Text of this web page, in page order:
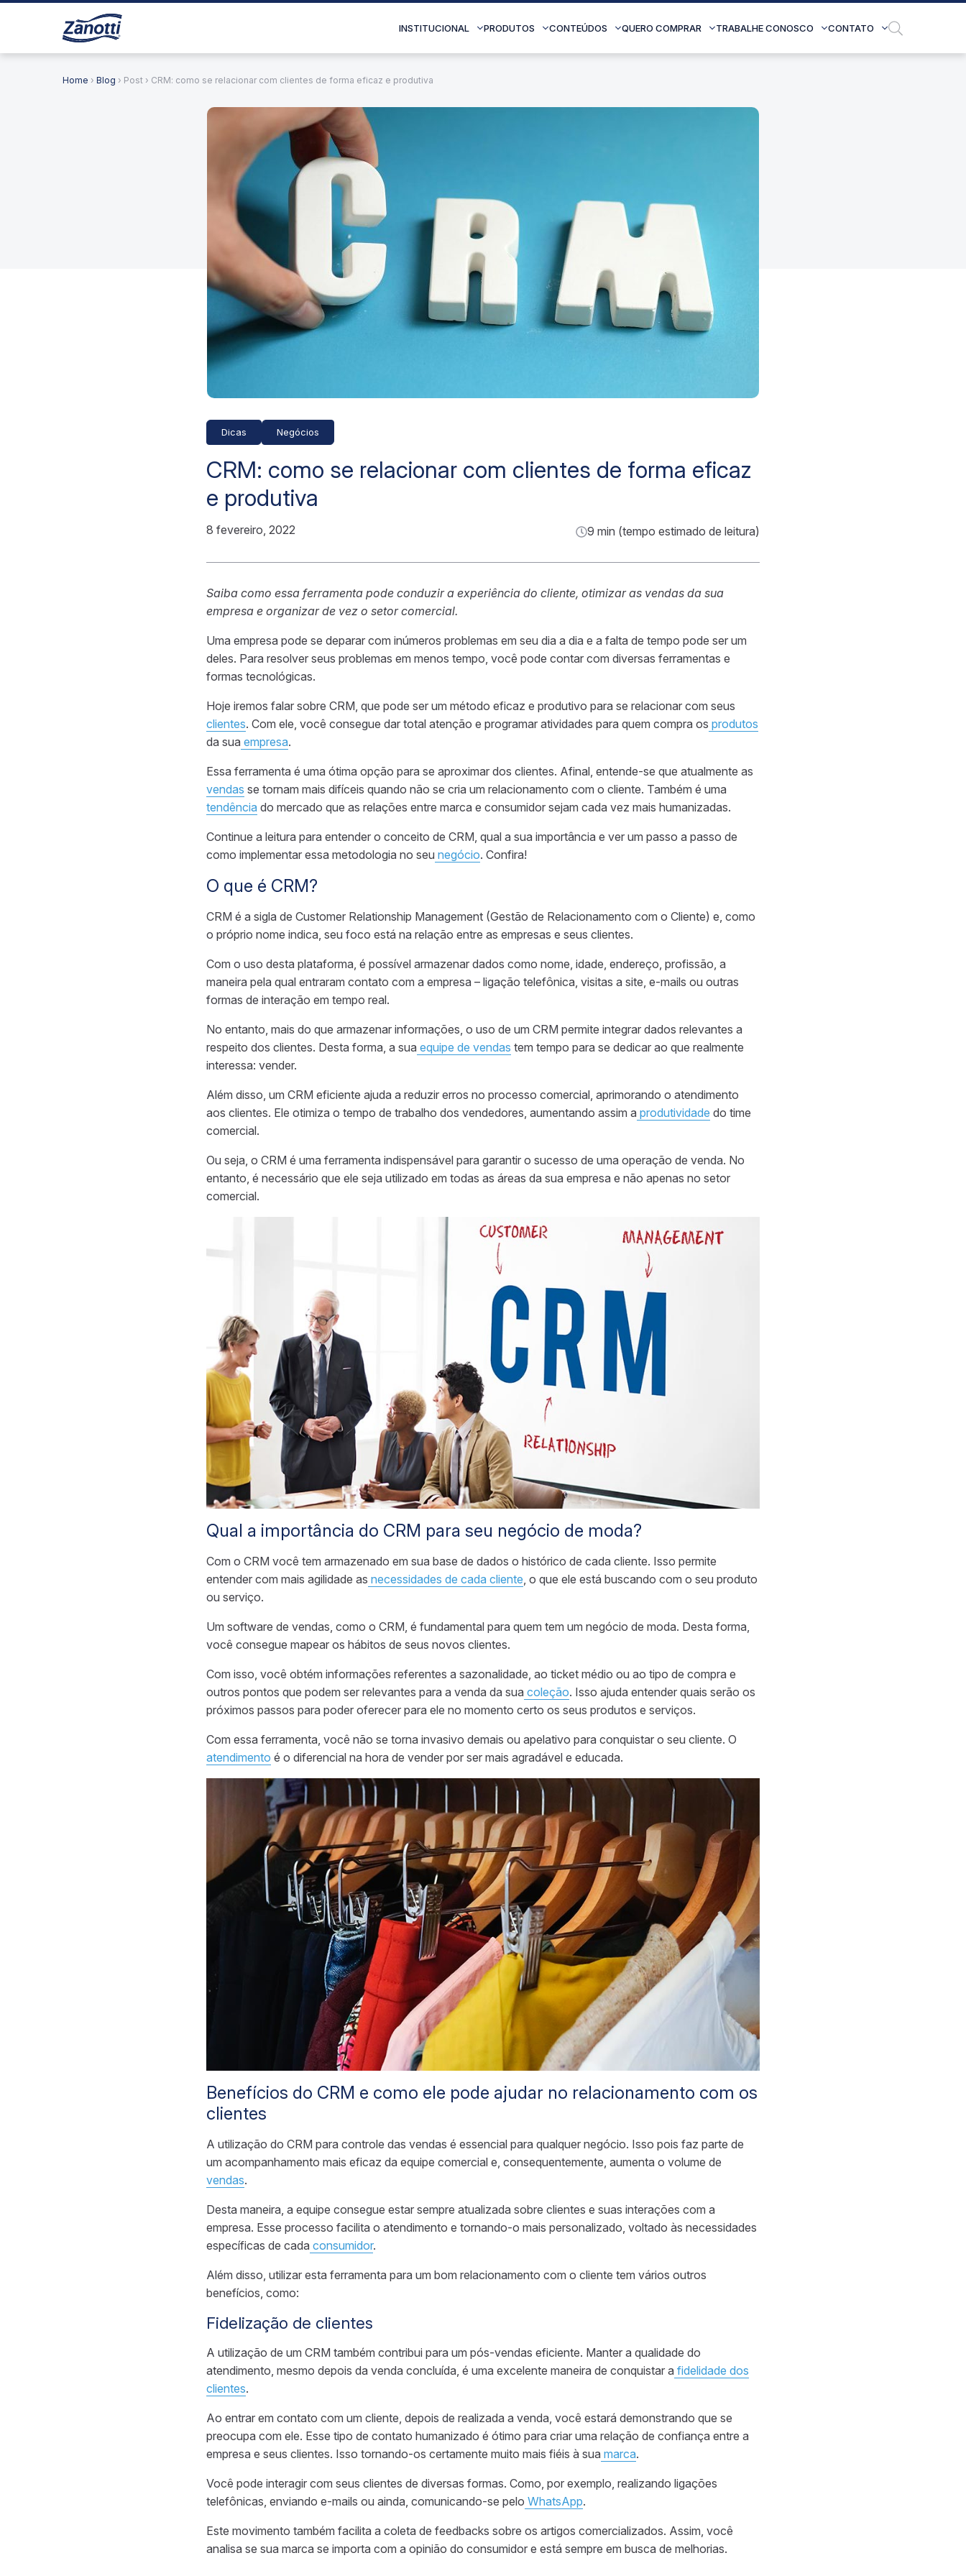
INSTITUCIONAL PRODUTOS CONTEÚDOS QUERO COMPRAR TRABALHE CONOSCO CONTATO
Home › Blog › Post › CRM: como se relacionar com clientes de forma eficaz e produtiva
Dicas Negócios
CRM: como se relacionar com clientes de forma eficaz
e produtiva
8 fevereiro, 2022 9 min (tempo estimado de leitura)
Saiba como essa ferramenta pode conduzir a experiência do cliente, otimizar as vendas da sua
empresa e organizar de vez o setor comercial.
Uma empresa pode se deparar com inúmeros problemas em seu dia a dia e a falta de tempo pode ser um
deles. Para resolver seus problemas em menos tempo, você pode contar com diversas ferramentas e
formas tecnológicas.
Hoje iremos falar sobre CRM, que pode ser um método eficaz e produtivo para se relacionar com seus
clientes. Com ele, você consegue dar total atenção e programar atividades para quem compra os produtos
da sua empresa.
Essa ferramenta é uma ótima opção para se aproximar dos clientes. Afinal, entende-se que atualmente as
vendas se tornam mais difíceis quando não se cria um relacionamento com o cliente. Também é uma
tendência do mercado que as relações entre marca e consumidor sejam cada vez mais humanizadas.
Continue a leitura para entender o conceito de CRM, qual a sua importância e ver um passo a passo de
como implementar essa metodologia no seu negócio. Confira!
O que é CRM?
CRM é a sigla de Customer Relationship Management (Gestão de Relacionamento com o Cliente) e, como
o próprio nome indica, seu foco está na relação entre as empresas e seus clientes.
Com o uso desta plataforma, é possível armazenar dados como nome, idade, endereço, profissão, a
maneira pela qual entraram contato com a empresa – ligação telefônica, visitas a site, e-mails ou outras
formas de interação em tempo real.
No entanto, mais do que armazenar informações, o uso de um CRM permite integrar dados relevantes a
respeito dos clientes. Desta forma, a sua equipe de vendas tem tempo para se dedicar ao que realmente
interessa: vender.
Além disso, um CRM eficiente ajuda a reduzir erros no processo comercial, aprimorando o atendimento
aos clientes. Ele otimiza o tempo de trabalho dos vendedores, aumentando assim a produtividade do time
comercial.
Ou seja, o CRM é uma ferramenta indispensável para garantir o sucesso de uma operação de venda. No
entanto, é necessário que ele seja utilizado em todas as áreas da sua empresa e não apenas no setor
comercial.
Qual a importância do CRM para seu negócio de moda?
Com o CRM você tem armazenado em sua base de dados o histórico de cada cliente. Isso permite
entender com mais agilidade as necessidades de cada cliente, o que ele está buscando com o seu produto
ou serviço.
Um software de vendas, como o CRM, é fundamental para quem tem um negócio de moda. Desta forma,
você consegue mapear os hábitos de seus novos clientes.
Com isso, você obtém informações referentes a sazonalidade, ao ticket médio ou ao tipo de compra e
outros pontos que podem ser relevantes para a venda da sua coleção. Isso ajuda entender quais serão os
próximos passos para poder oferecer para ele no momento certo os seus produtos e serviços.
Com essa ferramenta, você não se torna invasivo demais ou apelativo para conquistar o seu cliente. O
atendimento é o diferencial na hora de vender por ser mais agradável e educada.
Benefícios do CRM e como ele pode ajudar no relacionamento com os
clientes
A utilização do CRM para controle das vendas é essencial para qualquer negócio. Isso pois faz parte de
um acompanhamento mais eficaz da equipe comercial e, consequentemente, aumenta o volume de
vendas.
Desta maneira, a equipe consegue estar sempre atualizada sobre clientes e suas interações com a
empresa. Esse processo facilita o atendimento e tornando-o mais personalizado, voltado às necessidades
específicas de cada consumidor.
Além disso, utilizar esta ferramenta para um bom relacionamento com o cliente tem vários outros
benefícios, como:
Fidelização de clientes
A utilização de um CRM também contribui para um pós-vendas eficiente. Manter a qualidade do
atendimento, mesmo depois da venda concluída, é uma excelente maneira de conquistar a fidelidade dos
clientes.
Ao entrar em contato com um cliente, depois de realizada a venda, você estará demonstrando que se
preocupa com ele. Esse tipo de contato humanizado é ótimo para criar uma relação de confiança entre a
empresa e seus clientes. Isso tornando-os certamente muito mais fiéis à sua marca.
Você pode interagir com seus clientes de diversas formas. Como, por exemplo, realizando ligações
telefônicas, enviando e-mails ou ainda, comunicando-se pelo WhatsApp.
Este movimento também facilita a coleta de feedbacks sobre os artigos comercializados. Assim, você
analisa se sua marca se importa com a opinião do consumidor e está sempre em busca de melhorias.